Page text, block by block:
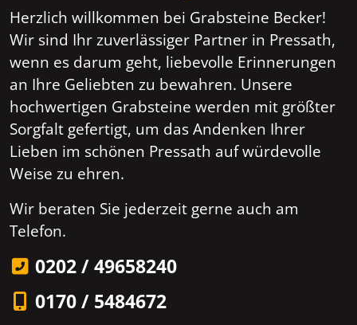
Herzlich willkommen bei Grabsteine Becker!
Wir sind Ihr zuverlässiger Partner in Pressath,
wenn es darum geht, liebevolle Erinnerungen
an Ihre Geliebten zu bewahren. Unsere
hochwertigen Grabsteine werden mit größter
Sorgfalt gefertigt, um das Andenken Ihrer
Lieben im schönen Pressath auf würdevolle
Weise zu ehren.
Wir beraten Sie jederzeit gerne auch am
Telefon.
0202 / 49658240
0170 / 5484672